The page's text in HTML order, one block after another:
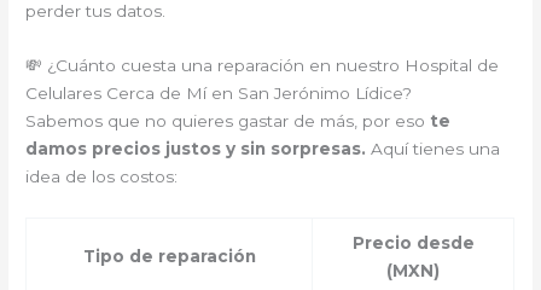
perder tus datos.
💸 ¿Cuánto cuesta una reparación en nuestro Hospital de
Celulares Cerca de Mí en San Jerónimo Lídice?
Sabemos que no quieres gastar de más, por eso te
damos precios justos y sin sorpresas. Aquí tienes una
idea de los costos:
Tipo de reparación
Precio desde
(MXN)